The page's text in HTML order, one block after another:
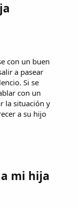
con un buen
a pasear
Si se
con un
la situación y
a su hijo
mi hija